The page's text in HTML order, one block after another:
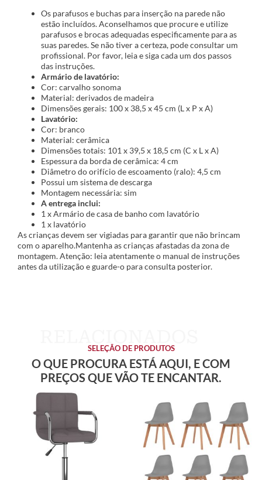
Os parafusos e buchas para inserção na parede não
estão incluídos. Aconselhamos que procure e utilize
parafusos e brocas adequadas especificamente para as
suas paredes. Se não tiver a certeza, pode consultar um
profissional. Por favor, leia e siga cada um dos passos
das instruções.
Armário de lavatório:
Cor: carvalho sonoma
Material: derivados de madeira
Dimensões gerais: 100 x 38,5 x 45 cm (L x P x A)
Lavatório:
Cor: branco
Material: cerâmica
Dimensões totais: 101 x 39,5 x 18,5 cm (C x L x A)
Espessura da borda de cerâmica: 4 cm
Diâmetro do orifício de escoamento (ralo): 4,5 cm
Possui um sistema de descarga
Montagem necessária: sim
A entrega inclui:
1 x Armário de casa de banho com lavatório
1 x lavatório
As crianças devem ser vigiadas para garantir que não brincam
com o aparelho.Mantenha as crianças afastadas da zona de
montagem. Atenção: leia atentamente o manual de instruções
antes da utilização e guarde-o para consulta posterior.
SELEÇÃO DE PRODUTOS
O QUE PROCURA ESTÁ AQUI, E COM
PREÇOS QUE VÃO TE ENCANTAR.